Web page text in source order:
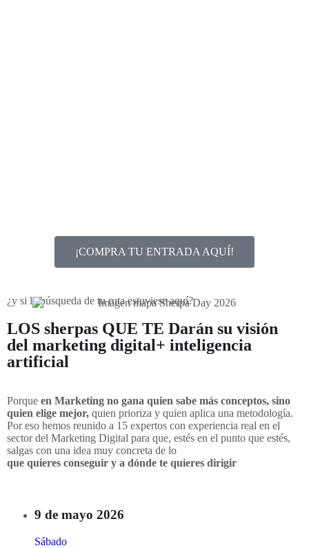
¡COMPRA TU ENTRADA AQUÍ!
¿y si la búsqueda de tu ruta estuviese aquí?
LOS sherpas QUE TE Darán su visión
del marketing digital+ inteligencia
artificial
Porque en Marketing no gana quien sabe más conceptos, sino
quien elige mejor, quien prioriza y quien aplica una metodología.
Por eso hemos reunido a 15 expertos con experiencia real en el
sector del Marketing Digital para que, estés en el punto que estés,
salgas con una idea muy concreta de lo
que quieres conseguir y a dónde te quieres dirigir
9 de mayo 2026
Sábado